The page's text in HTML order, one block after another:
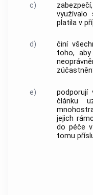
c)
platila v
d)
činí
toho,
e)
podporují
článku
jejich
do péče
tomu